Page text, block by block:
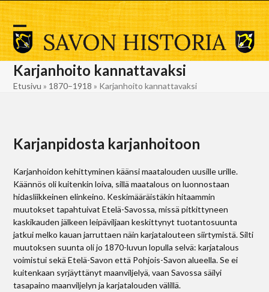
Skip
to
content
Open
mobile
menu
Close
mobile
menu
Karjanhoito kannattavaksi
Etusivu » 1870–1918 » Karjanhoito kannattavaksi
Karjanpidosta karjanhoitoon
Karjanhoidon kehittyminen käänsi maatalouden uusille urille.
Käännös oli kuitenkin loiva, sillä maatalous on luonnostaan
hidasliikkeinen elinkeino. Keskimääräistäkin hitaammin
muutokset tapahtuivat Etelä-Savossa, missä pitkittyneen
kaskikauden jälkeen leipäviljaan keskittynyt tuotantosuunta
jatkui melko kauan jarruttaen näin karjatalouteen siirtymistä. Silti
muutoksen suunta oli jo 1870-luvun lopulla selvä: karjatalous
voimistui sekä Etelä-Savon että Pohjois-Savon alueella. Se ei
kuitenkaan syrjäyttänyt maanviljelyä, vaan Savossa säilyi
tasapaino maanviljelyn ja karjatalouden välillä.